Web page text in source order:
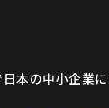
本の中小企業に